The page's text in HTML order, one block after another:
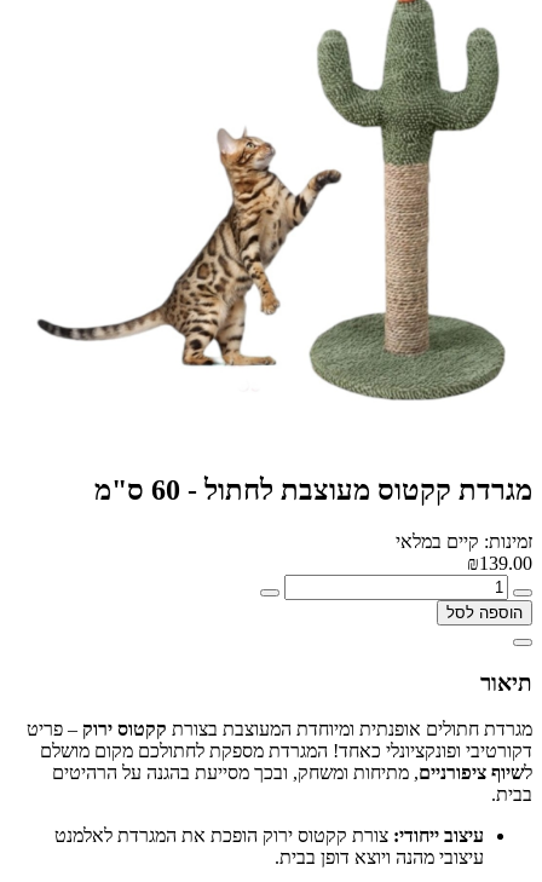
מגרדת קקטוס מעוצבת לחתול - 60 ס"מ
זמינות: קיים במלאי
₪139.00
הוספה לסל
תיאור
מגרדת חתולים אופנתית ומיוחדת המעוצבת בצורת קקטוס ירוק – פריט
דקורטיבי ופונקציונלי כאחד! המגרדת מספקת לחתולכם מקום מושלם
לשיוף ציפורניים, מתיחות ומשחק, ובכך מסייעת בהגנה על הרהיטים
בבית.
עיצוב ייחודי: צורת קקטוס ירוק הופכת את המגרדת לאלמנט
עיצובי מהנה ויוצא דופן בבית.